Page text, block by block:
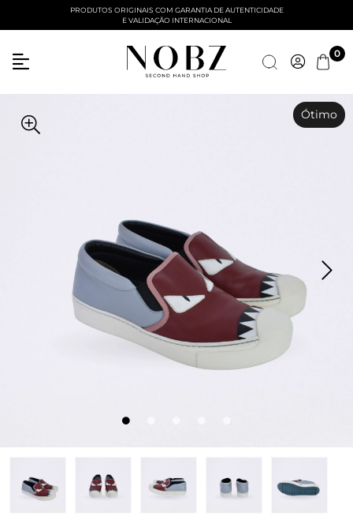
Entre com email ou cpf/cnpj
PRODUTOS ORIGINAIS COM GARANTIA DE AUTENTICIDADE
E VALIDAÇÃO INTERNACIONAL
0
Ótimo